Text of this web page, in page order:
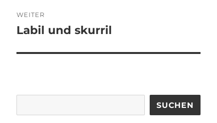
WEITER
Nächster
Labil und skurril
SUCHEN